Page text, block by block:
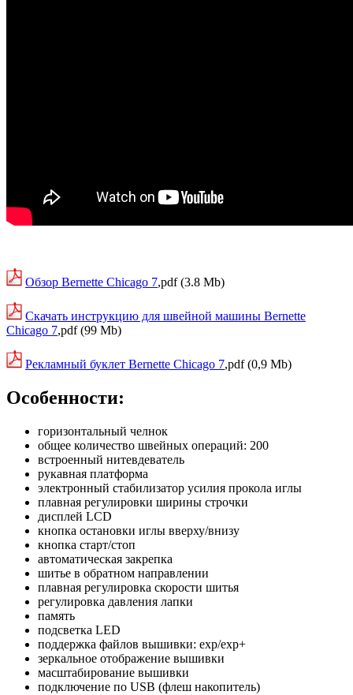
Обзор Bernette Chicago 7,pdf (3.8 Mb)
Скачать инструкцию для швейной машины Bernette
Chicago 7,pdf (99 Mb)
Рекламный буклет Bernette Chicago 7,pdf (0,9 Mb)
Особенности:
горизонтальный челнок
общее количество швейных операций: 200
встроенный нитевдеватель
рукавная платформа
электронный стабилизатор усилия прокола иглы
плавная регулировки ширины строчки
дисплей LCD
кнопка остановки иглы вверху/внизу
кнопка старт/стоп
автоматическая закрепка
шитье в обратном направлении
плавная регулировка скорости шитья
регулировка давления лапки
память
подсветка LED
поддержка файлов вышивки: exp/exp+
зеркальное отображение вышивки
масштабирование вышивки
подключение по USB (флеш накопитель)